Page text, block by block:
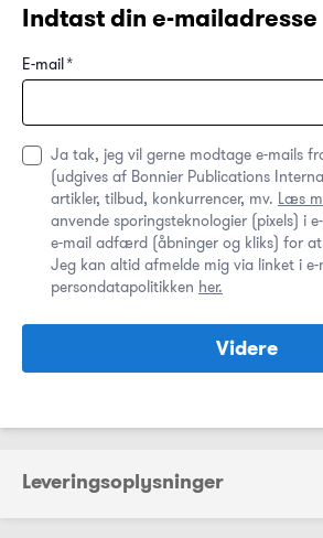
Indtast din e-mailadresse
E-mail*
Ja tak, jeg vil gerne modtage e-mails
(udgives af Bonnier Publications
artikler, tilbud, konkurrencer, mv. Læs
anvende sporingsteknologier (pixels) i
e-mail adfærd (åbninger og kliks) for
Jeg kan altid afmelde mig via linket i
persondatapolitikken her.
Videre
Leveringsoplysninger